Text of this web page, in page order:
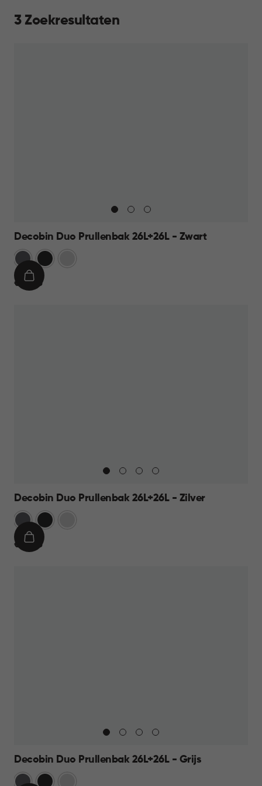
3 Zoekresultaten
Decobin Duo Prullenbak 26L+26L - Zwart
Grijs Zwart
€
€ 69,95
IN
Decobin Duo Prullenbak 26L+26L - Zilver
Grijs Zwart
€
€ 69,95
IN
Decobin Duo Prullenbak 26L+26L - Grijs
Grijs Zwart